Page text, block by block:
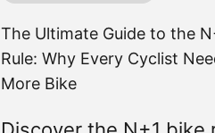
The Ultimate Guide to the
Rule: Why Every Cyclist
More Bike